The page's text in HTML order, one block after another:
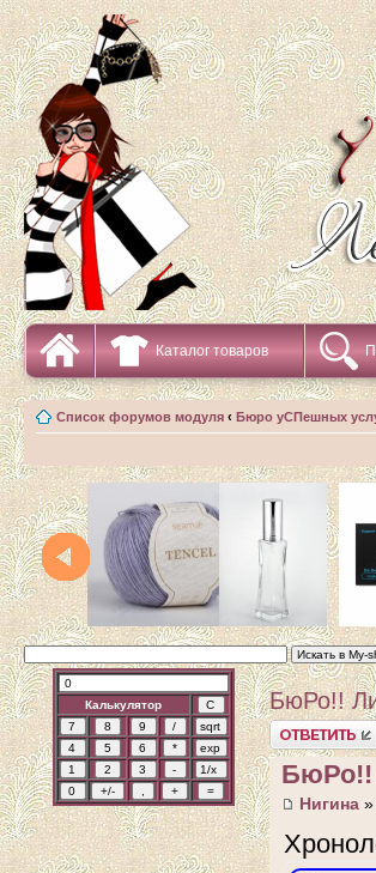
Каталог товаров
Список форумов модуля ‹ Бюро уСПешных
Калькулятор БюРо!!
Ответить
БюРо!!
Нигина